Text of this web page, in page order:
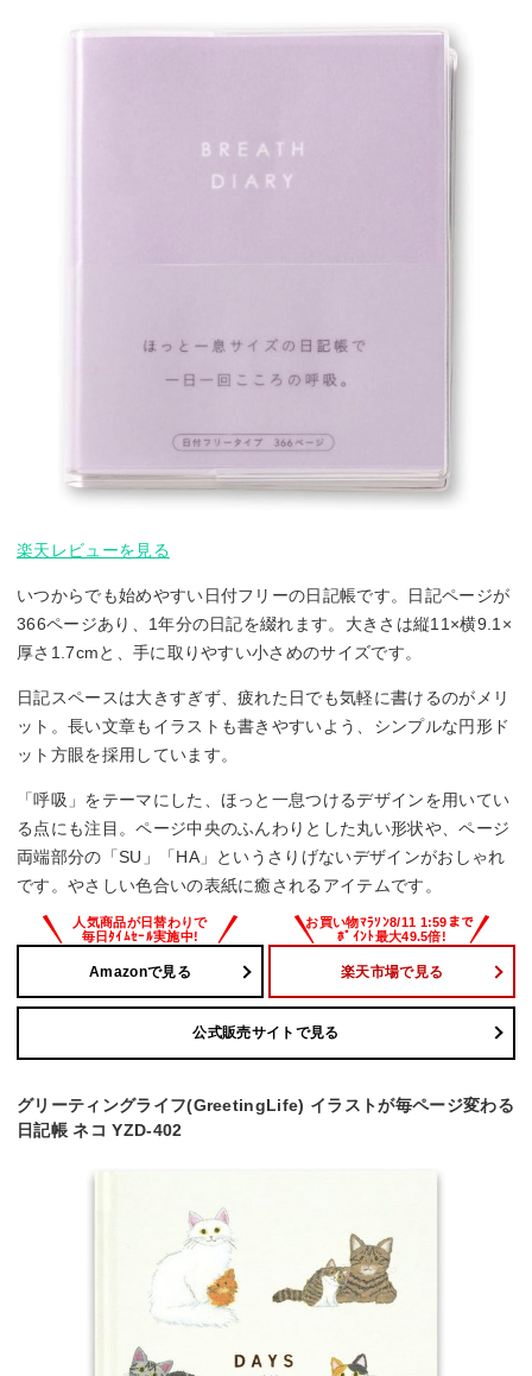
楽天レビューを見る
いつからでも始めやすい日付フリーの日記帳です。日記ページが
366ページあり、1年分の日記を綴れます。大きさは縦11×横9.1×
厚さ1.7cmと、手に取りやすい小さめのサイズです。
日記スペースは大きすぎず、疲れた日でも気軽に書けるのがメリ
ット。長い文章もイラストも書きやすいよう、シンプルな円形ド
ット方眼を採用しています。
「呼吸」をテーマにした、ほっと一息つけるデザインを用いてい
る点にも注目。ページ中央のふんわりとした丸い形状や、ページ
両端部分の「SU」「HA」というさりげないデザインがおしゃれ
です。やさしい色合いの表紙に癒されるアイテムです。
Amazonで見る 楽天市場で見る
公式販売サイトで見る
グリーティングライフ(GreetingLife) イラストが毎ページ変わる
日記帳 ネコ YZD-402